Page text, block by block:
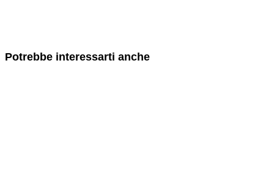
Potrebbe interessarti anche